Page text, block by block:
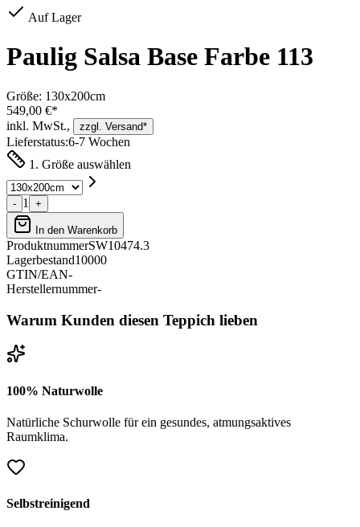
Auf Lager
Paulig Salsa Base Farbe 113
Größe: 130x200cm
549,00 €*
inkl. MwSt.,
zzgl. Versand*
Lieferstatus:6-7 Wochen
1. Größe auswählen
- 1 +
In den Warenkorb
ProduktnummerSW10474.3
Lagerbestand10000
GTIN/EAN-
Herstellernummer-
Warum Kunden diesen Teppich lieben
100% Naturwolle
Natürliche Schurwolle für ein gesundes, atmungsaktives
Raumklima.
Selbstreinigend